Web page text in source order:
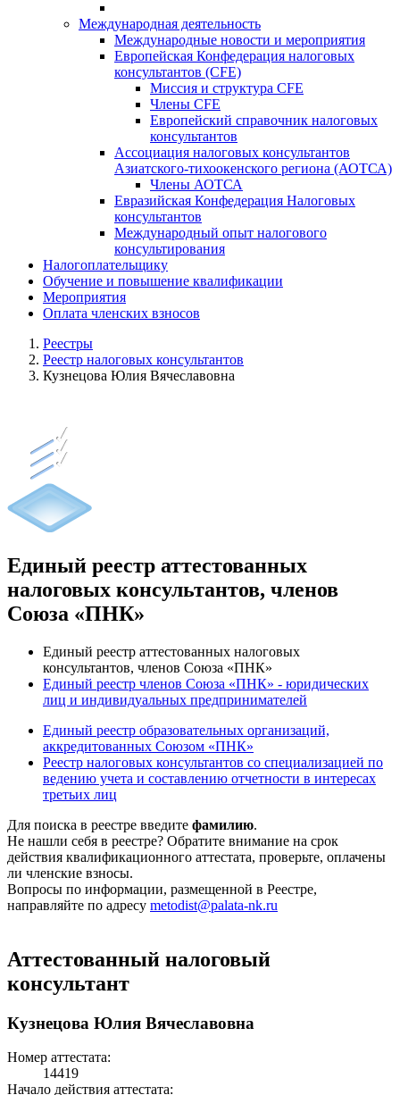
Международная деятельность
Международные новости и мероприятия
Европейская Конфедерация налоговых
консультантов (CFE)
Миссия и структура CFE
Члены CFE
Европейский справочник налоговых
консультантов
Ассоциация налоговых консультантов
Азиатского-тихоокенского региона (АОТСА)
Члены АОТСА
Евразийская Конфедерация Налоговых
консультантов
Международный опыт налогового
консультирования
Налогоплательщику
Обучение и повышение квалификации
Мероприятия
Оплата членских взносов
Реестры
Реестр налоговых консультантов
Кузнецова Юлия Вячеславовна
Единый реестр аттестованных
налоговых консультантов, членов
Союза «ПНК»
Единый реестр аттестованных налоговых
консультантов, членов Союза «ПНК»
Единый реестр членов Союза «ПНК» - юридических
лиц и индивидуальных предпринимателей
Единый реестр образовательных организаций,
аккредитованных Союзом «ПНК»
Реестр налоговых консультантов со специализацией по
ведению учета и составлению отчетности в интересах
третьих лиц
Для поиска в реестре введите фамилию.
Не нашли себя в реестре? Обратите внимание на срок
действия квалификационного аттестата, проверьте, оплачены
ли членские взносы.
Вопросы по информации, размещенной в Реестре,
направляйте по адресу metodist@palata-nk.ru
Аттестованный налоговый
консультант
Кузнецова Юлия Вячеславовна
Номер аттестата:
14419
Начало действия аттестата: